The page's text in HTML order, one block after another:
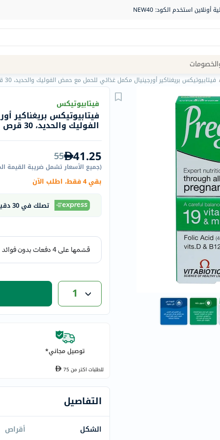
Navigation
الصيدلية
الماركات
Humantara
carroten
betadine
vitabiotics
bioderma
now
dymatize
medicube
life
blueberry-
naturals
bepanthen
21st-
فيتابيوتيكس بريغناكير أورجينيال مكمل غذائي للحمل مع حمض الفوليك والحديد، 30 قرص
فيتابيوتيكس
فيتابيوتيكس بريغناكير
الفوليك والحديد، 30 قرص
41.25
55
(جميع الأسعار تشمل ضريبة القيمة
بقي 4 فقط، اطلب الآن
تصلك في 30 دقيقة
1
توصيل مجاني*
للطلبات اكتر من75
التفاصيل
الشكل
أقراص